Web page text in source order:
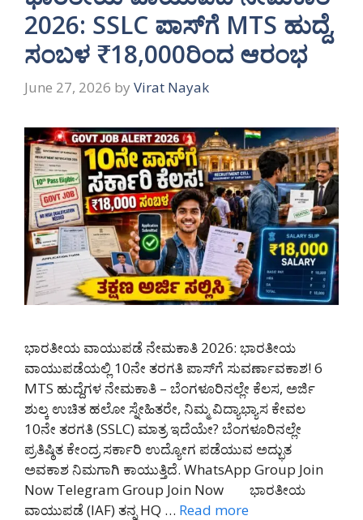
2026: SSLC ಪಾಸ್‌ಗೆ MTS ಹುದ್ದೆ,
ಸಂಬಳ ₹18,000ರಿಂದ ಆರಂಭ
June 27, 2026 by Virat Nayak
ಭಾರತೀಯ ವಾಯುಪಡೆ ನೇಮಕಾತಿ 2026: ಭಾರತೀಯ
ವಾಯುಪಡೆಯಲ್ಲಿ 10ನೇ ತರಗತಿ ಪಾಸ್‌ಗೆ ಸುವರ್ಣಾವಕಾಶ! 6
MTS ಹುದ್ದೆಗಳ ನೇಮಕಾತಿ – ಬೆಂಗಳೂರಿನಲ್ಲೇ ಕೆಲಸ, ಅರ್ಜಿ
ಶುಲ್ಕ ಉಚಿತ ಹಲೋ ಸ್ನೇಹಿತರೇ, ನಿಮ್ಮ ವಿದ್ಯಾಭ್ಯಾಸ ಕೇವಲ
10ನೇ ತರಗತಿ (SSLC) ಮಾತ್ರ ಇದೆಯೇ? ಬೆಂಗಳೂರಿನಲ್ಲೇ
ಪ್ರತಿಷ್ಠಿತ ಕೇಂದ್ರ ಸರ್ಕಾರಿ ಉದ್ಯೋಗ ಪಡೆಯುವ ಅದ್ಭುತ
ಅವಕಾಶ ನಿಮಗಾಗಿ ಕಾಯುತ್ತಿದೆ. WhatsApp Group Join
Now Telegram Group Join Now ಭಾರತೀಯ
ವಾಯುಪಡೆ (IAF) ತನ್ನ HQ … Read more